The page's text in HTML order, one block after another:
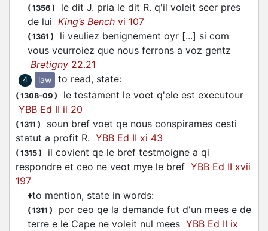
( 1356 ) le dit J. pria le dit R. q'il voleit seer pres
de lui King’s Bench vi 107
( 1361 ) li veuliez benignement oyr [...] si com
vous veurroiez que nous ferrons a voz gentz
Bretigny 22.21
4 law to read, state:
( 1308-09 ) le testament le voet q'ele est executour
YBB Ed II ii 20
( 1311 ) soun bref voet qe nous conspirames cesti
statut a profit R. YBB Ed II xi 43
( 1315 )
il covient qe le bref testmoigne a qi
respondre et ceo ne veot mye le bref YBB Ed II xvii
197
♦to mention, state in words:
( 1311 )
por ceo qe la demande fut d'un mees e de
terre e le Cape ne voleit nul mees YBB Ed II ix